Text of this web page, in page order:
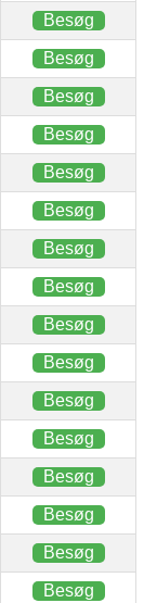
Besøg
Besøg
Besøg
Besøg
Besøg
Besøg
Besøg
Besøg
Besøg
Besøg
Besøg
Besøg
Besøg
Besøg
Besøg
Besøg